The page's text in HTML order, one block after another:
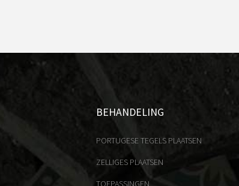
BEHANDELING
PORTUGESE TEGELS PLAATSEN
ZELLIGES PLAATSEN
TOEPASSINGEN